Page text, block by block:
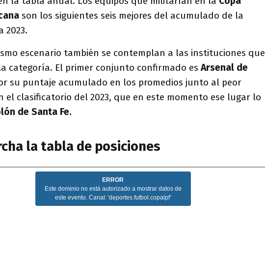
son los siguientes seis mejores del acumulado de la
2023.
escenario también se contemplan a las instituciones que
categoría. El primer conjunto confirmado es Arsenal de
su puntaje acumulado en los promedios junto al peor
el clasificatorio del 2023, que en este momento ese lugar lo
de Santa Fe.
la tabla de posiciones